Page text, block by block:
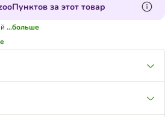
за этот товар
...больше